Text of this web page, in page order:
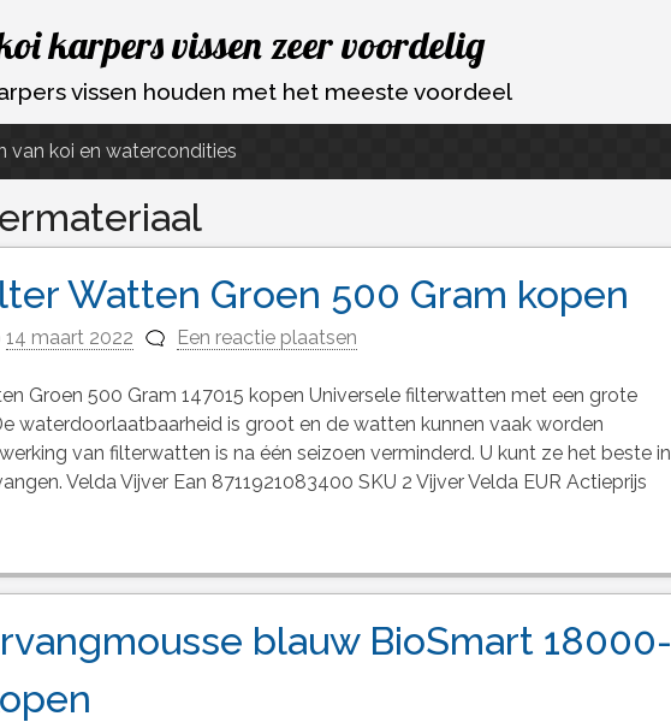
karpers vissen zeer voordelig
vissen houden met het meeste voordeel
van koi en watercondities
Watten Groen 500 Gram kopen
14 maart 2022 Een reactie plaatsen
Groen 500 Gram 147015 kopen Universele filterwatten met een grote
waterdoorlaatbaarheid is groot en de watten kunnen vaak worden
van filterwatten is na één seizoen verminderd. U kunt ze het beste in
Velda Vijver Ean 8711921083400 SKU 2 Vijver Velda EUR Actieprijs
blauw BioSmart 18000-